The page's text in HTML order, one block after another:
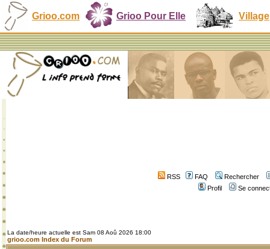
Grioo.com Grioo Pour Elle Village
RSS FAQ
Rechercher
Profil
Se
La date/heure actuelle est Sam 08 Aoû 2026 18:00
grioo.com Index du Forum